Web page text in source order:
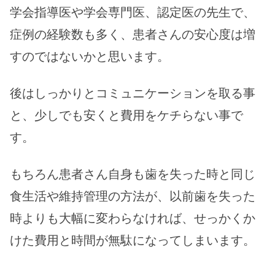
学会指導医や学会専門医、認定医の先生で、
症例の経験数も多く、患者さんの安心度は増
すのではないかと思います。
後はしっかりとコミュニケーションを取る事
と、少しでも安くと費用をケチらない事で
す。
もちろん患者さん自身も歯を失った時と同じ
食生活や維持管理の方法が、以前歯を失った
時よりも大幅に変わらなければ、せっかくか
けた費用と時間が無駄になってしまいます。